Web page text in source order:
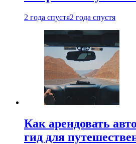
2 года спустя2 года спустя
Как арендовать
гид для